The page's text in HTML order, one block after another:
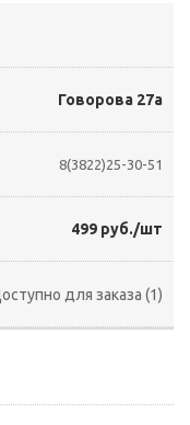
Говорова 27а
8(3822)25-30-51
499 руб./шт
для заказа (1)